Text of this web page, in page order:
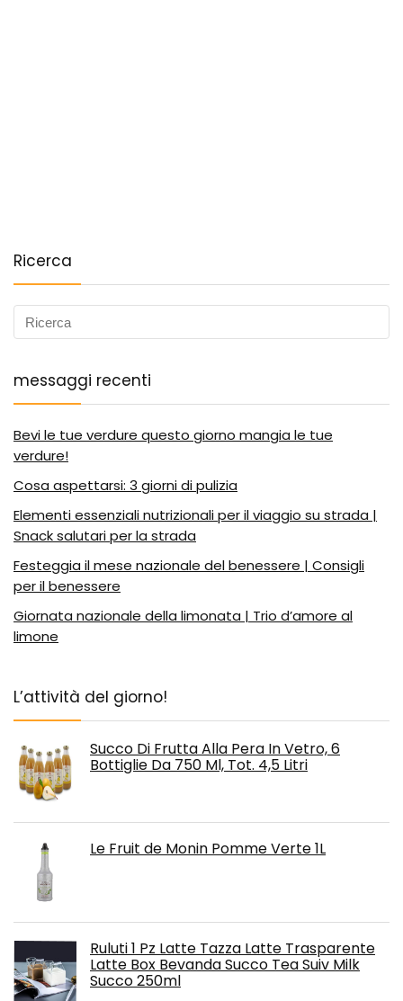
Ricerca
messaggi recenti
Bevi le tue verdure questo giorno mangia le tue
verdure!
Cosa aspettarsi: 3 giorni di pulizia
Elementi essenziali nutrizionali per il viaggio su strada |
Snack salutari per la strada
Festeggia il mese nazionale del benessere | Consigli
per il benessere
Giornata nazionale della limonata | Trio d’amore al
limone
L’attività del giorno!
Succo Di Frutta Alla Pera In Vetro, 6
Bottiglie Da 750 Ml, Tot. 4,5 Litri
Le Fruit de Monin Pomme Verte 1L
Ruluti 1 Pz Latte Tazza Latte Trasparente
Latte Box Bevanda Succo Tea Suiv Milk
Succo 250ml